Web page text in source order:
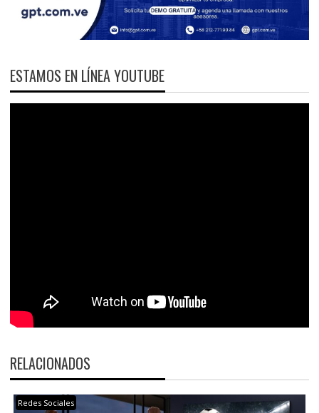
ESTAMOS EN LÍNEA YOUTUBE
RELACIONADOS
Redes Sociales